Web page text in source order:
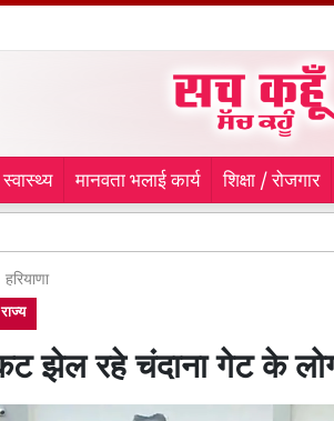
स्वास्थ्य मानवता भलाई कार्य शिक्षा / रोजगार
हरियाणा
राज्य
झेल रहे चंदाना गेट के